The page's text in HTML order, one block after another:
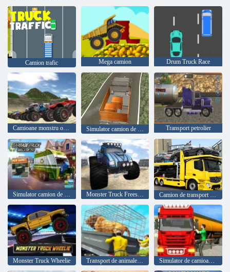
Camion trafic Mega camion Drum Truck Race
Camioane monstru offroad Transport petrolier
Simulator camion de gunoi Monster Truck Freestyle Camion de transport auto
Monster Truck Wheelie Transport de animale ferme Simulator de camioane cu transportor petrolier